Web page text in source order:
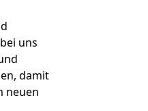
uns
damit
neuen